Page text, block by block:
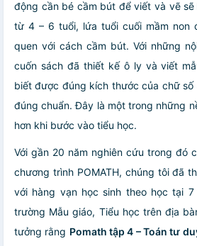
động cần bé cầm bút để viết và vẽ
từ 4 – 6 tuổi, lứa tuổi cuối mầm non
quen với cách cầm bút. Với những
cuốn sách đã thiết kế ô ly và viết
biết được đúng kích thước của chữ số
đúng chuẩn. Đây là một trong những
hơn khi bước vào tiểu học.
Với gần 20 năm nghiên cứu trong đó
chương trình POMATH, chúng tôi đã
với hàng vạn học sinh theo học tại
trường Mẫu giáo, Tiểu học trên địa
tưởng rằng Pomath tập 4 – Toán tư